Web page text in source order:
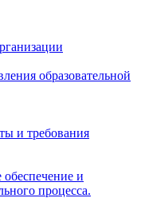
образовательной
и требования
обеспечение и
процесса.